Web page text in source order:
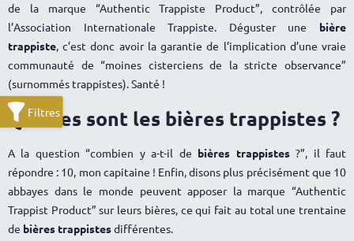
de la marque “Authentic Trappiste Product”, contrôlée par
l’Association Internationale Trappiste. Déguster une bière
trappiste, c’est donc avoir la garantie de l’implication d’une vraie
communauté de “moines cisterciens de la stricte observance”
(surnommés trappistes). Santé !
Quelles sont les bières trappistes ?
A la question “combien y a-t-il de bières trappistes?”, il faut
répondre : 10, mon capitaine ! Enfin, disons plus précisément que 10
abbayes dans le monde peuvent apposer la marque “Authentic
Trappist Product” sur leurs bières, ce qui fait au total une trentaine
de bières trappistesdifférentes.